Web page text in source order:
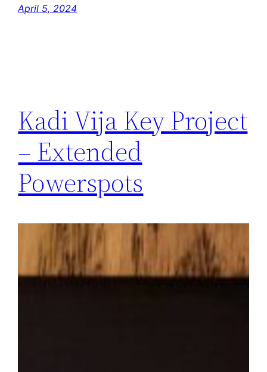
April 5, 2024
Kadi Vija Key Project
– Extended
Powerspots